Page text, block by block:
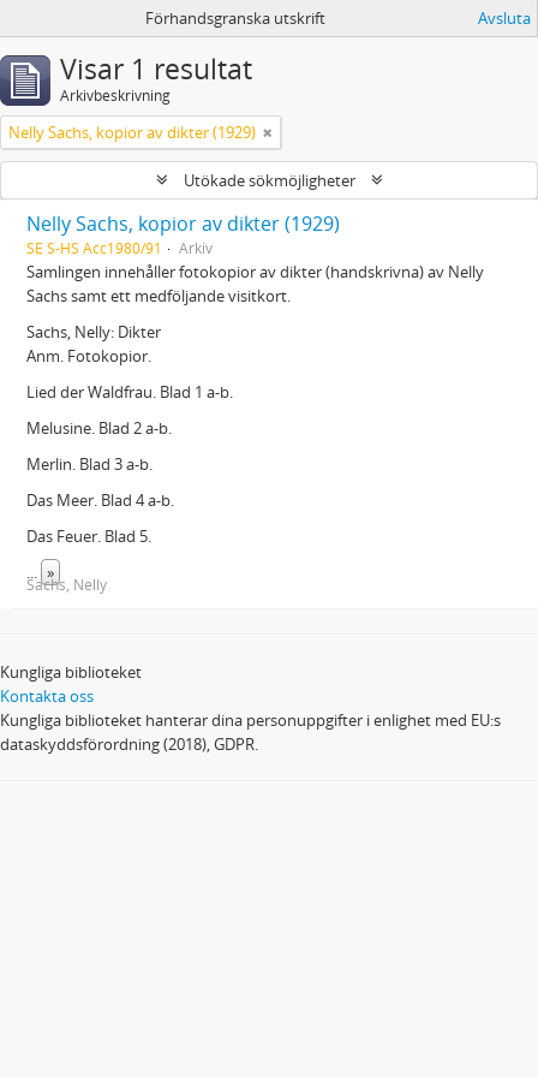
Förhandsgranska utskrift Avsluta
Visar 1 resultat
Arkivbeskrivning
Nelly Sachs, kopior av dikter (1929)
Utökade sökmöjligheter
Nelly Sachs, kopior av dikter (1929)
SE S-HS Acc1980/91 Arkiv
Samlingen innehåller fotokopior av dikter (handskrivna) av Nelly
Sachs samt ett medföljande visitkort.
Sachs, Nelly: Dikter
Anm. Fotokopior.
Lied der Waldfrau. Blad 1 a-b.
Melusine. Blad 2 a-b.
Merlin. Blad 3 a-b.
Das Meer. Blad 4 a-b.
Das Feuer. Blad 5.
... »
Sachs, Nelly
Kungliga biblioteket
Kontakta oss
Kungliga biblioteket hanterar dina personuppgifter i enlighet med EU:s
dataskyddsförordning (2018), GDPR.